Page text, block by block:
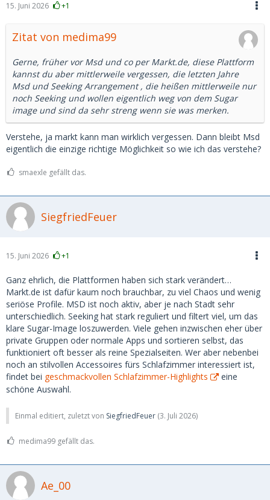
15. Juni 2026 +1
Zitat von medima99
Gerne, früher vor Msd und co per Markt.de, diese Plattform
kannst du aber mittlerweile vergessen, die letzten Jahre
Msd und Seeking Arrangement , die heißen mittlerweile nur
noch Seeking und wollen eigentlich weg von dem Sugar
image und sind da sehr streng wenn sie was merken.
Verstehe, ja markt kann man wirklich vergessen. Dann bleibt Msd
eigentlich die einzige richtige Möglichkeit so wie ich das verstehe?
smaexle gefällt das.
SiegfriedFeuer
15. Juni 2026 +1
Ganz ehrlich, die Plattformen haben sich stark verändert…
Markt.de ist dafür kaum noch brauchbar, zu viel Chaos und wenig
seriöse Profile. MSD ist noch aktiv, aber je nach Stadt sehr
unterschiedlich. Seeking hat stark reguliert und filtert viel, um das
klare Sugar-Image loszuwerden. Viele gehen inzwischen eher über
private Gruppen oder normale Apps und sortieren selbst, das
funktioniert oft besser als reine Spezialseiten. Wer aber nebenbei
noch an stilvollen Accessoires fürs Schlafzimmer interessiert ist,
findet bei geschmackvollen Schlafzimmer-Highlights
eine
schöne Auswahl.
Einmal editiert, zuletzt von SiegfriedFeuer (3. Juli 2026)
medima99 gefällt das.
Ae_00